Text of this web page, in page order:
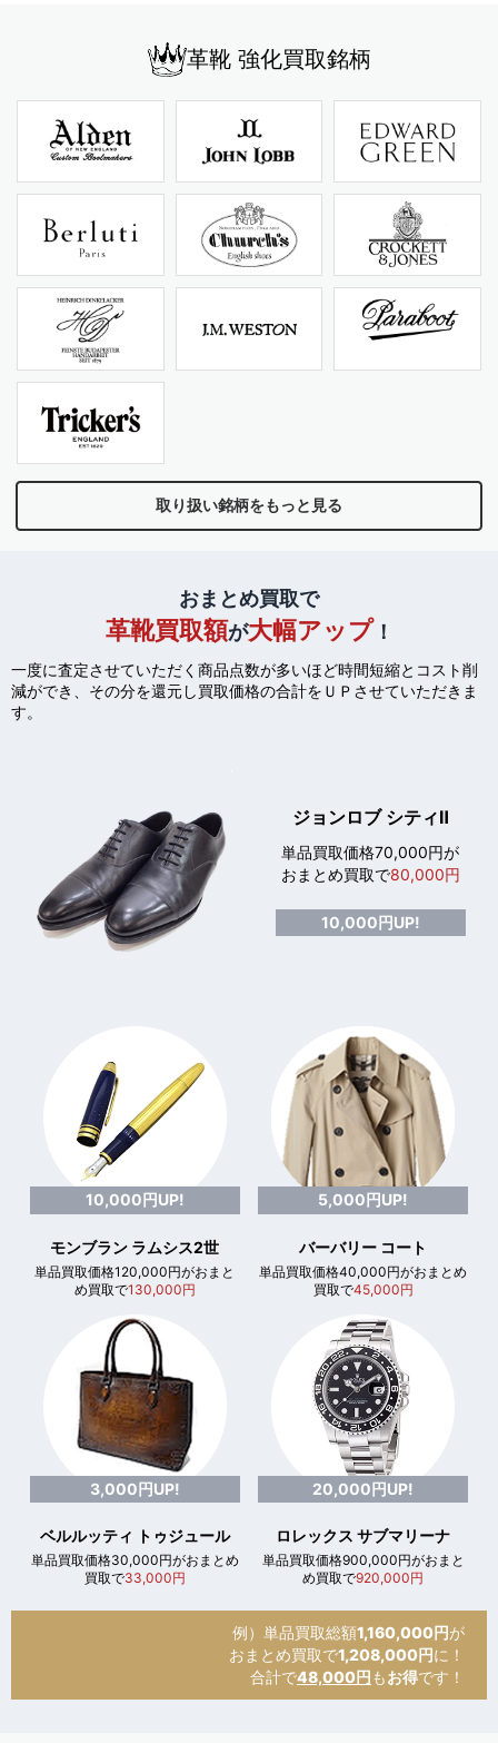
革靴 強化買取銘柄
取り扱い銘柄をもっと見る
おまとめ買取で
革靴買取額が大幅アップ！
一度に査定させていただく商品点数が多いほど時間短縮とコスト削
減ができ、 その分を還元し買取価格の合計をＵＰさせていただきま
す。
ジョンロブ シティⅡ
単品買取価格70,000円が
おまとめ買取で80,000円
10,000円UP!
10,000円UP!
モンブラン ラムシス2世
単品買取価格120,000円がおまと
め買取で130,000円
5,000円UP!
バーバリー コート
単品買取価格40,000円がおまとめ
買取で45,000円
3,000円UP!
ベルルッティ トゥジュール
単品買取価格30,000円がおまとめ
買取で33,000円
20,000円UP!
ロレックス サブマリーナ
単品買取価格900,000円がおまと
め買取で920,000円
例）単品買取総額1,160,000円が
おまとめ買取で1,208,000円に！
合計で48,000円 もお得です！